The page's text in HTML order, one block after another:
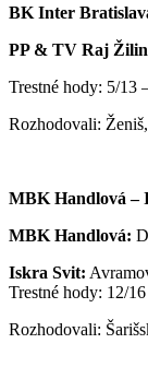
BK Inter
PP & TV Raj
Trestné hody: 5/13
Rozhodovali:
MBK Handlová –
MBK Handlová:
Iskra Svit:
Trestné hody: 12/
Rozhodovali: